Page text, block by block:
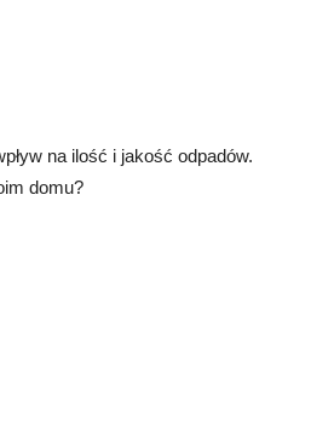
na ilość i jakość odpadów.
domu?